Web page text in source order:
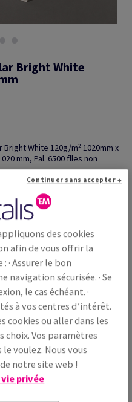
Bright White
White 120g/m² 1020mm x
mm, Pal. 6500 flles non
Partager via e-mail
20% de remise sur
des cookies
afin de vous offrir la
· Assurer le bon
sécurisée. · Se
le cas échéant. ·
à vos centres d’intérêt.
cookies ou aller dans les
Vos paramètres
voulez. Nous vous
notre site web !
privée
Continuer sans accepter →